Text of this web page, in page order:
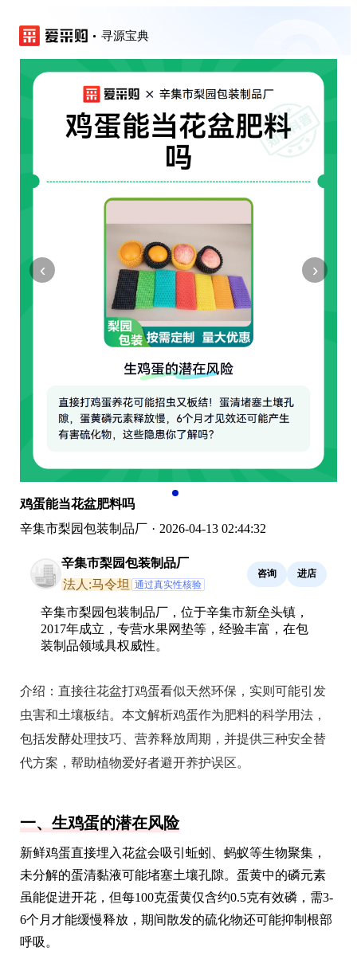
寻源宝典
‹ ›
鸡蛋能当花盆肥料吗
辛集市梨园包装制品厂 · 2026-04-13 02:44:32
辛集市梨园包装制品厂
法人:马令坦
通过真实性核验
咨询 进店
辛集市梨园包装制品厂，位于辛集市新垒头镇，
2017年成立，专营水果网垫等，经验丰富，在包
装制品领域具权威性。
介绍： 直接往花盆打鸡蛋看似天然环保，实则可能引发
虫害和土壤板结。本文解析鸡蛋作为肥料的科学用法，
包括发酵处理技巧、营养释放周期，并提供三种安全替
代方案，帮助植物爱好者避开养护误区。
一、生鸡蛋的潜在风险
新鲜鸡蛋直接埋入花盆会吸引蚯蚓、蚂蚁等生物聚集，
未分解的蛋清黏液可能堵塞土壤孔隙。蛋黄中的磷元素
虽能促进开花，但每100克蛋黄仅含约0.5克有效磷，需3-
6个月才能缓慢释放，期间散发的硫化物还可能抑制根部
呼吸。